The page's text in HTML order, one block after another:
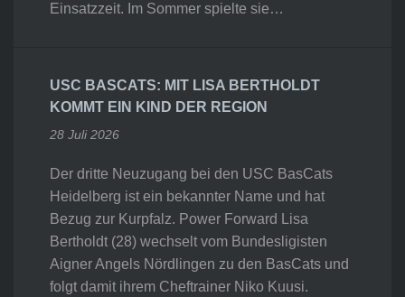
Einsatzzeit. Im Sommer spielte sie…
USC BASCATS: MIT LISA BERTHOLDT
KOMMT EIN KIND DER REGION
28 Juli 2026
Der dritte Neuzugang bei den USC BasCats
Heidelberg ist ein bekannter Name und hat
Bezug zur Kurpfalz. Power Forward Lisa
Bertholdt (28) wechselt vom Bundesligisten
Aigner Angels Nördlingen zu den BasCats und
folgt damit ihrem Cheftrainer Niko Kuusi.